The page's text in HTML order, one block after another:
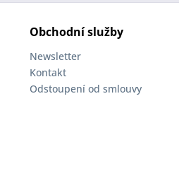
Obchodní služby
Newsletter
Kontakt
Odstoupení od smlouvy